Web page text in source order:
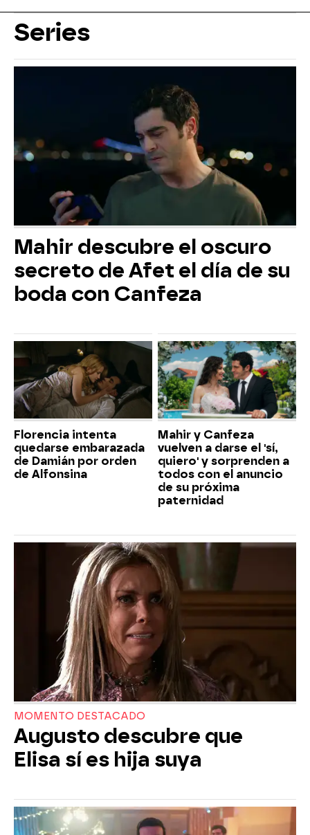
Series
Mahir descubre el oscuro
secreto de Afet el día de su
boda con Canfeza
Florencia intenta
quedarse embarazada
de Damián por orden
de Alfonsina
Mahir y Canfeza
vuelven a darse el 'sí,
quiero' y sorprenden a
todos con el anuncio
de su próxima
paternidad
MOMENTO DESTACADO
Augusto descubre que
Elisa sí es hija suya